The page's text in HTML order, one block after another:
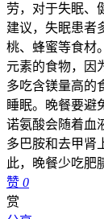
劳，对于失眠、
建议，失眠患者
桃、蜂蜜等食材
元素的食物，因
多吃含镁量高的
睡眠。晚餐要避
诺氨酸会随着血
多巴胺和去甲肾
此，晚餐少吃肥
赞 0
赏